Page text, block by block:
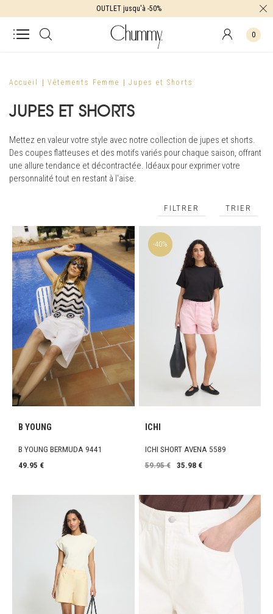
OUTLET jusqu'à -50%
0
Accueil Vêtements Femme Jupes et Shorts
JUPES ET SHORTS
Mettez en valeur votre style avec notre collection de jupes et shorts.
Des coupes flatteuses et des motifs variés pour chaque saison, offrant
une allure tendance et décontractée. Idéaux pour exprimer votre
personnalité tout en restant à l'aise.
FILTRER TRIER
B YOUNG
B YOUNG BERMUDA 9441
49.95 €
-40%
ICHI
ICHI SHORT AVENA 5589
59.95 €
35.98 €